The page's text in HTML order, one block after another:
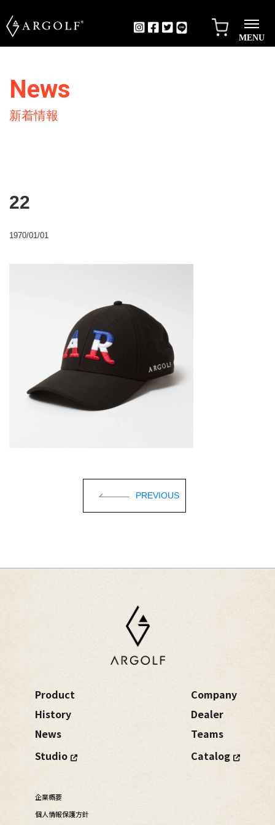
MENU
News
新着情報
22
1970/01/01
PREVIOUS
Product
History
News
Studio
Company
Dealer
Teams
Catalog
企業概要
個人情報保護方針